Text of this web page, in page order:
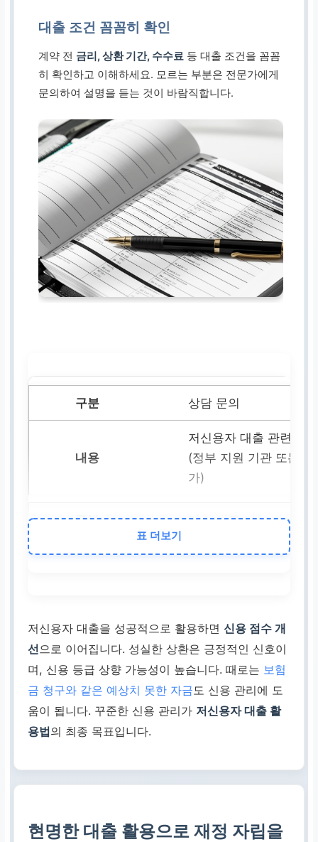
대출 조건 꼼꼼히 확인
계약 전 금리, 상환 기간, 수수료 등 대출 조건을 꼼꼼
히 확인하고 이해하세요. 모르는 부분은 전문가에게
문의하여 설명을 듣는 것이 바람직합니다.
상담 문의
저신용자 대출 관련 전
(정부 지원 기관 또는
가)
필수 서류
신분증, 소득 증빙 서류,
원리금 균등 상환, 만기
환 등 본인에게 맞는 방
금리 정보
라 상이 (정부 지원 상
표 더보기
저신용자 대출을 성공적으로 활용하면신용 점수 개
선으로 이어집니다. 성실한 상환은 긍정적인 신호이
며, 신용 등급 상향 가능성이 높습니다. 때로는 보험
금 청구와 같은 예상치 못한 자금도 신용 관리에 도
움이 됩니다. 꾸준한 신용 관리가 저신용자 대출 활
용법의 최종 목표입니다.
현명한 대출 활용으로 재정 자립을